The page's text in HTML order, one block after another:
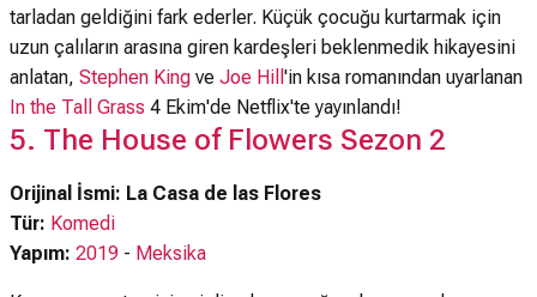
tarladan geldiğini fark ederler. Küçük çocuğu kurtarmak için
uzun çalıların arasına giren kardeşleri beklenmedik hikayesini
anlatan, Stephen King ve Joe Hill 'in kısa romanından uyarlanan
In the Tall Grass 4 Ekim'de Netflix'te yayınlandı!
5. The House of Flowers Sezon 2
Orijinal İsmi: La Casa de las Flores
Tür: Komedi
Yapım: 2019 - Meksika